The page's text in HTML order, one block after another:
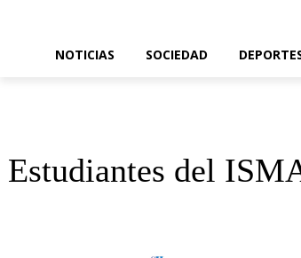
NOTICIAS SOCIEDAD
Estudiantes del